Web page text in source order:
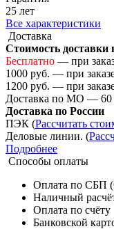
25 лет
Все характеристики
Доставка
Стоимость
Бесплатно — при
1000 руб. — при
1200 руб. — при
Доставка по МО —
Доставка по России
ПЭК (Рассчитать
Деловые линии. (
Подробнее
Способы оплаты
Оплата по СБП
Наличный
Оплата по счёту
Банковской